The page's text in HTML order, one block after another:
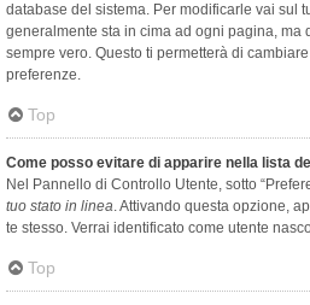
database del sistema. Per modificarle vai sul
generalmente sta in cima ad ogni pagina, ma
sempre vero. Questo ti permetterà di
preferenze.
Top
Come posso evitare di apparire nella lista
Nel Pannello di Controllo Utente, sotto
tuo stato in linea. Attivando questa opzione,
te stesso. Verrai identificato come utente
Top